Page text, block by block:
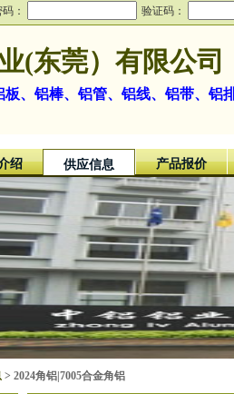
： 验证码：
(东莞）有限公司
板、铝棒、铝管、铝线、铝带、铝
绍 供应信息 产品报价
> 2024角铝|7005合金角铝